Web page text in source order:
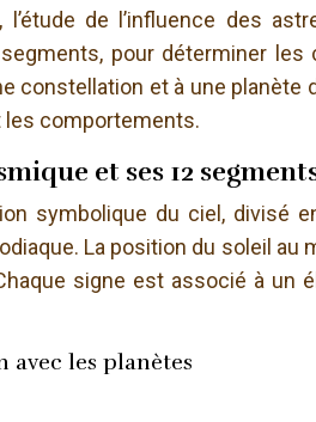
l’étude de l’influence des
pour déterminer les
constellation et à une planète
les comportements.
et ses 12
symbolique du ciel, divisé
La position du soleil au
signe est associé à un
avec les planètes